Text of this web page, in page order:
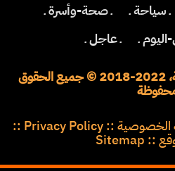
ـ سياحة ـ
ـ صحة-وأسرة ـ
ـ ـ عاجل ـ
وكالة مدار الساعة الاخبارية، 2022-2018 © جميع الحقوق
الخصوصية ::
Privacy Policy
::
::
Sitemap